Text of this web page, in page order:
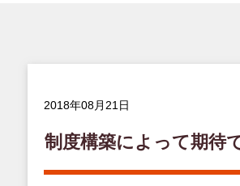
2018年08月21日
制度構築によって期待